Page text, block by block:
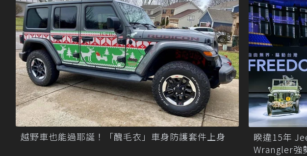
越野車也能過耶誕！「醜毛衣」車身防護套件上身
睽違15年
Wrangler強